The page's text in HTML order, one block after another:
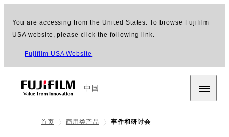
You are accessing from the United States. To browse Fujifilm
USA website, please click the following link.
Fujifilm USA Website
中国
首页 商用类产品 事件和研讨会